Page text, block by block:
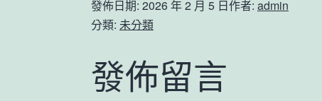
發佈日期: 2026 年 2 月 5 日作者: admin
分類: 未分類
發佈留言